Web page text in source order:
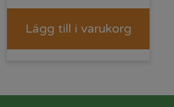
Lägg till i varukorg